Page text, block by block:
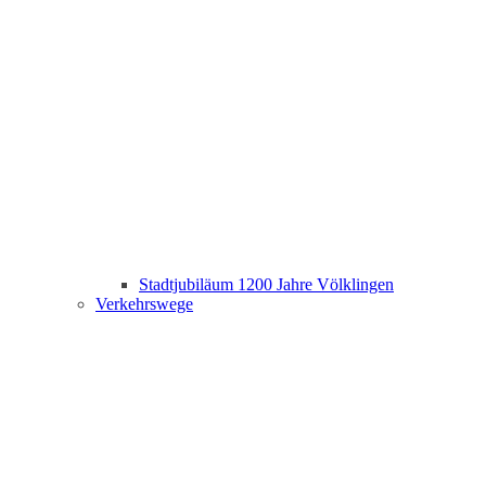
Stadtjubiläum 1200 Jahre Völklingen
Verkehrswege